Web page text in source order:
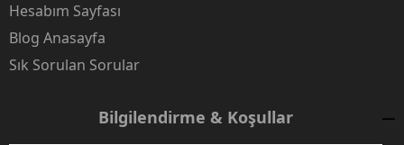
Hesabım Sayfası
Blog Anasayfa
Sık Sorulan Sorular
Bilgilendirme & Koşullar